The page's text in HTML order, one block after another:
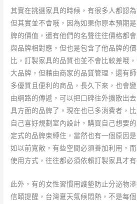
其實在挑選家具的時候，有很多人都認
但其實並不會哦，因為如果你原本預期
牌的價值，還有他們的名聲往往價格都
與品牌相對應，但也是包含了他品牌的
比，訂製家具的品質也並不會比較差哦
大品牌，但藉由商家的品質管理，還有
多優質且便利的商品，長久下來，也會
由網路的傳遞，可以把口碑往外擴散出
具方面的品牌了。現在也已多消費者，
自己喜好規劃室內設計，購買自己想要
定式的品牌束縛住，當然也有一個原因
如以前寬敞，有些空間必須善加利用，
使用方式，往往都必須依賴訂製家具才有
此外，有的女性習慣用護墊防止分泌物
信頤提醒，台灣夏天氣候悶熱，不是每